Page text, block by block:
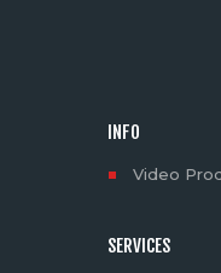
INFO
Video
SERVICES